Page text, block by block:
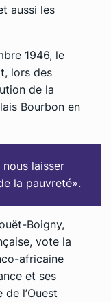
aussi les
1946, le
lors des
de la
Bourbon en
nous laisser
la pauvreté».
Boigny,
vote la
africaine
et ses
l’Ouest